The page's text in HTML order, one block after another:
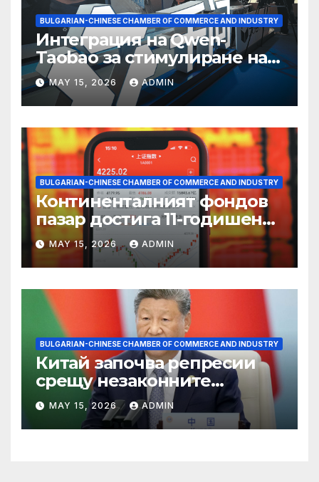
BULGARIAN-CHINESE CHAMBER OF COMMERCE AND INDUSTRY
Интеграция на Qwen-
Taobao за стимулиране на
пазаруването 618
MAY 15, 2026 ADMIN
BULGARIAN-CHINESE CHAMBER OF COMMERCE AND INDUSTRY
Континенталният фондов
пазар достига 11-годишен
връх
MAY 15, 2026 ADMIN
BULGARIAN-CHINESE CHAMBER OF COMMERCE AND INDUSTRY
Китай започва репресии
срещу незаконните
практики в сектора на TCM
MAY 15, 2026 ADMIN